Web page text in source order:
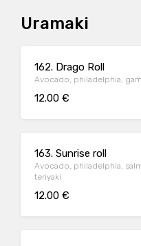
Uramaki
162. Drago Roll
Avocado, philadelphia,
12.00 €
163. Sunrise roll
Avocado, philadelphia,
teriyaki
12.00 €